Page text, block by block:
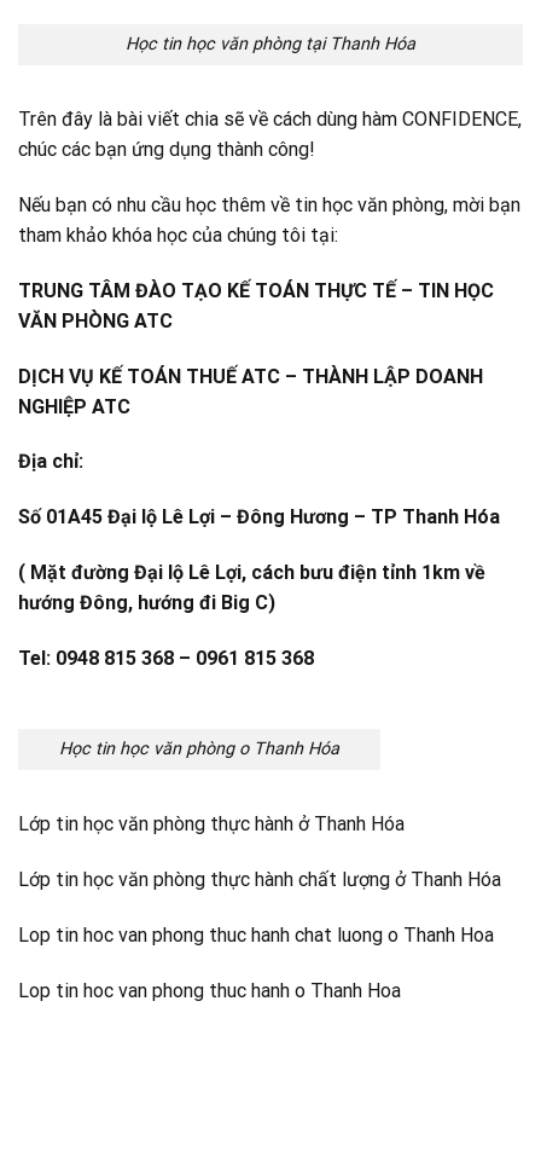
Học tin học văn phòng tại Thanh Hóa
Trên đây là bài viết chia sẽ về cách dùng hàm CONFIDENCE,
chúc các bạn ứng dụng thành công!
Nếu bạn có nhu cầu học thêm về tin học văn phòng, mời bạn
tham khảo khóa học của chúng tôi tại:
TRUNG TÂM ĐÀO TẠO KẾ TOÁN THỰC TẾ – TIN HỌC
VĂN PHÒNG ATC
DỊCH VỤ KẾ TOÁN THUẾ ATC – THÀNH LẬP DOANH
NGHIỆP ATC
Địa chỉ:
Số 01A45 Đại lộ Lê Lợi – Đông Hương – TP Thanh Hóa
( Mặt đường Đại lộ Lê Lợi, cách bưu điện tỉnh 1km về
hướng Đông, hướng đi Big C)
Tel: 0948 815 368 – 0961 815 368
Học tin học văn phòng o Thanh Hóa
Lớp tin học văn phòng thực hành ở Thanh Hóa
Lớp tin học văn phòng thực hành chất lượng ở Thanh Hóa
Lop tin hoc van phong thuc hanh chat luong o Thanh Hoa
Lop tin hoc van phong thuc hanh o Thanh Hoa